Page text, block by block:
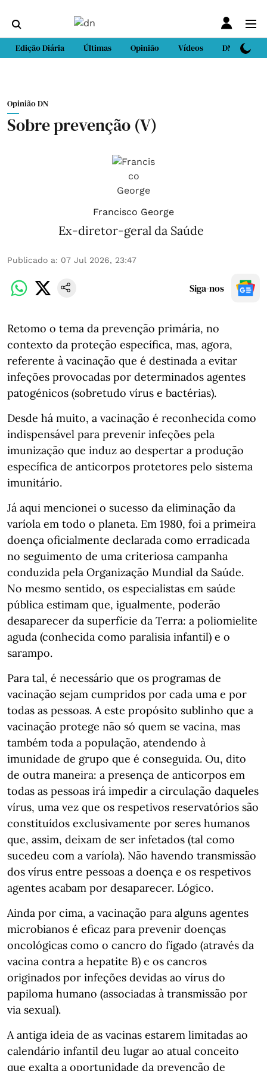
Edição Diária Últimas Opinião Vídeos DN Sport
Opinião DN
Sobre prevenção (V)
Francisco George
Ex-diretor-geral da Saúde
Publicado a: 07 Jul 2026, 23:47
Siga-nos
Retomo o tema da prevenção primária, no
contexto da proteção específica, mas, agora,
referente à vacinação que é destinada a evitar
infeções provocadas por determinados agentes
patogénicos (sobretudo vírus e bactérias).
Desde há muito, a vacinação é reconhecida como
indispensável para prevenir infeções pela
imunização que induz ao despertar a produção
específica de anticorpos protetores pelo sistema
imunitário.
Já aqui mencionei o sucesso da eliminação da
varíola em todo o planeta. Em 1980, foi a primeira
doença oficialmente declarada como erradicada
no seguimento de uma criteriosa campanha
conduzida pela Organização Mundial da Saúde.
No mesmo sentido, os especialistas em saúde
pública estimam que, igualmente, poderão
desaparecer da superfície da Terra: a poliomielite
aguda (conhecida como paralisia infantil) e o
sarampo.
Para tal, é necessário que os programas de
vacinação sejam cumpridos por cada uma e por
todas as pessoas. A este propósito sublinho que a
vacinação protege não só quem se vacina, mas
também toda a população, atendendo à
imunidade de grupo que é conseguida. Ou, dito
de outra maneira: a presença de anticorpos em
todas as pessoas irá impedir a circulação daqueles
vírus, uma vez que os respetivos reservatórios são
constituídos exclusivamente por seres humanos
que, assim, deixam de ser infetados (tal como
sucedeu com a varíola). Não havendo transmissão
dos vírus entre pessoas a doença e os respetivos
agentes acabam por desaparecer. Lógico.
Ainda por cima, a vacinação para alguns agentes
microbianos é eficaz para prevenir doenças
oncológicas como o cancro do fígado (através da
vacina contra a hepatite B) e os cancros
originados por infeções devidas ao vírus do
papiloma humano (associadas à transmissão por
via sexual).
A antiga ideia de as vacinas estarem limitadas ao
calendário infantil deu lugar ao atual conceito
que exalta a oportunidade da prevenção de